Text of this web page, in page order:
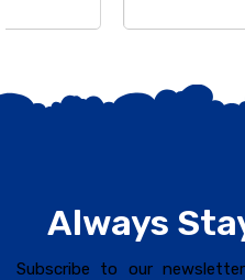
Always
Subscribe to our